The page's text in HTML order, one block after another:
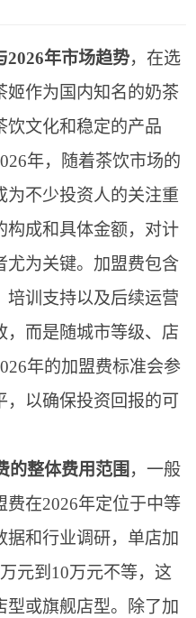
2026年市场趋势，在选
姬作为国内知名的奶茶
饮文化和稳定的产品
年，随着茶饮市场的
为不少投资人的关注重
构成和具体金额，对计
尤为关键。加盟费包含
培训支持以及后续运营
，而是随城市等级、店
年的加盟费标准会参
以确保投资回报的可
的整体费用范围 ，一般
费在2026年定位于中等
和行业调研，单店加
元到10万元不等，这
或旗舰店型。除了加